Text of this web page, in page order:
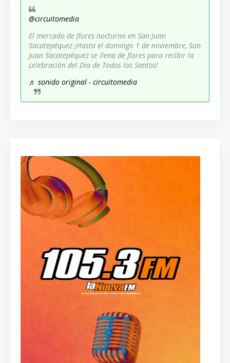
@circuitomedia
El mercado de flores nocturno en San Juan
Sacatepéquez ¡Hasta el domingo 1 de noviembre, San
Juan Sacatepéquez se llena de flores para recibir la
celebración del Día de Todos los Santos!
♬ sonido original - circuitomedia